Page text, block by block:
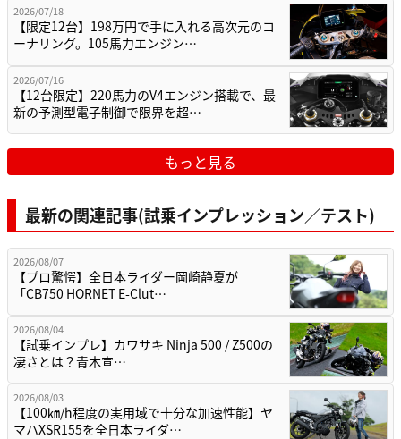
2026/07/18
【限定12台】198万円で手に入れる高次元のコ
ーナリング。105馬力エンジン…
2026/07/16
【12台限定】220馬力のV4エンジン搭載で、最
新の予測型電子制御で限界を超…
もっと見る
最新の関連記事(試乗インプレッション／テスト)
2026/08/07
【プロ驚愕】全日本ライダー岡崎静夏が
「CB750 HORNET E-Clut…
2026/08/04
【試乗インプレ】カワサキ Ninja 500 / Z500の
凄さとは？青木宣…
2026/08/03
【100㎞/h程度の実用域で十分な加速性能】ヤ
マハXSR155を全日本ライダ…